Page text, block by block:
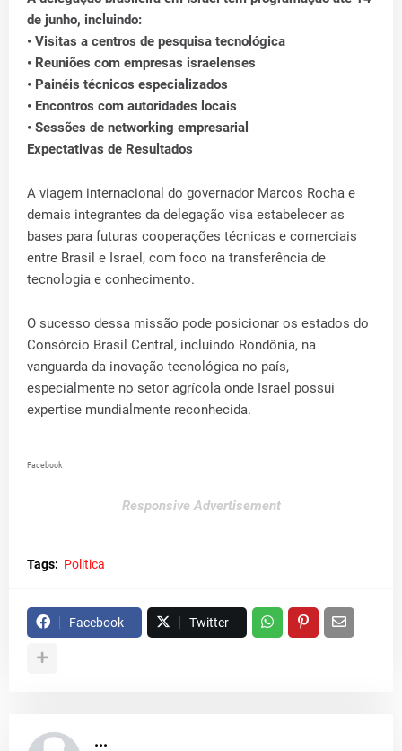
de junho, incluindo:
• Visitas a centros de pesquisa tecnológica
• Reuniões com empresas israelenses
• Painéis técnicos especializados
• Encontros com autoridades locais
• Sessões de networking empresarial
Expectativas de Resultados
A viagem internacional do governador Marcos Rocha e
demais integrantes da delegação visa estabelecer as
bases para futuras cooperações técnicas e comerciais
entre Brasil e Israel, com foco na transferência de
tecnologia e conhecimento.
O sucesso dessa missão pode posicionar os estados do
Consórcio Brasil Central, incluindo Rondônia, na
vanguarda da inovação tecnológica no país,
especialmente no setor agrícola onde Israel possui
expertise mundialmente reconhecida.
Facebook
Responsive Advertisement
Tags: Politica
Facebook Twitter
...